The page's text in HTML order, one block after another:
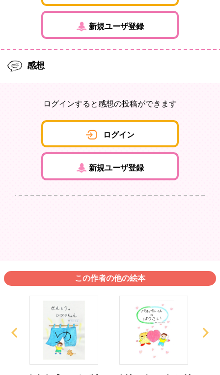
新規ユーザ登録
感想
ログインすると感想の投稿ができます
ログイン
新規ユーザ登録
この作者の他の絵本